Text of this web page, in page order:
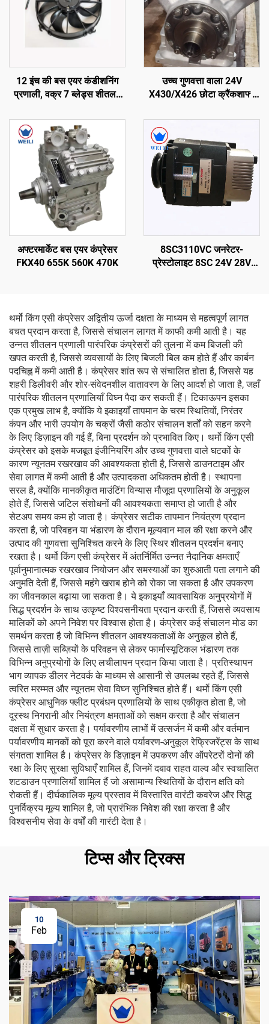
12 इंच की बस एयर कंडीशनिंग
प्रणाली, वक्र 7 ब्लेड्स शीतलन
उच्च गुणवत्ता वाला 24V
X430/X426 छोटा क्रैंकशाफ्ट
थर्मो किंग बस कैरियर ट्रांसीकोल्ड
अफ्टरमार्केट बस एयर कंप्रेसर
FKX40 655K 560K 470K
8SC3110VC जनरेटर-
प्रेस्टोलाइट 8SC 24V 28V
थर्मो किंग एसी कंप्रेसर अद्वितीय ऊर्जा दक्षता के माध्यम से महत्वपूर्ण लागत
बचत प्रदान करता है, जिससे संचालन लागत में काफी कमी आती है। यह
उन्नत शीतलन प्रणाली पारंपरिक कंप्रेसरों की तुलना में कम बिजली की
खपत करती है, जिससे व्यवसायों के लिए बिजली बिल कम होते हैं और कार्बन
पदचिह्न में कमी आती है। कंप्रेसर शांत रूप से संचालित होता है, जिससे यह
शहरी डिलीवरी और शोर-संवेदनशील वातावरण के लिए आदर्श हो जाता है, जहाँ
पारंपरिक शीतलन प्रणालियाँ विघ्न पैदा कर सकती हैं। टिकाऊपन इसका
एक प्रमुख लाभ है, क्योंकि ये इकाइयाँ तापमान के चरम स्थितियों, निरंतर
कंपन और भारी उपयोग के चक्रों जैसी कठोर संचालन शर्तों को सहन करने
के लिए डिज़ाइन की गई हैं, बिना प्रदर्शन को प्रभावित किए। थर्मो किंग एसी
कंप्रेसर को इसके मजबूत इंजीनियरिंग और उच्च गुणवत्ता वाले घटकों के
कारण न्यूनतम रखरखाव की आवश्यकता होती है, जिससे डाउनटाइम और
सेवा लागत में कमी आती है और उत्पादकता अधिकतम होती है। स्थापना
सरल है, क्योंकि मानकीकृत माउंटिंग विन्यास मौजूदा प्रणालियों के अनुकूल
होते हैं, जिससे जटिल संशोधनों की आवश्यकता समाप्त हो जाती है और
सेटअप समय कम हो जाता है। कंप्रेसर सटीक तापमान नियंत्रण प्रदान
करता है, जो परिवहन या भंडारण के दौरान मूल्यवान माल की रक्षा करने और
उत्पाद की गुणवत्ता सुनिश्चित करने के लिए स्थिर शीतलन प्रदर्शन बनाए
रखता है। थर्मो किंग एसी कंप्रेसर में अंतर्निर्मित उन्नत नैदानिक क्षमताएँ
पूर्वानुमानात्मक रखरखाव नियोजन और समस्याओं का शुरुआती पता लगाने की
अनुमति देती हैं, जिससे महंगे खराब होने को रोका जा सकता है और उपकरण
का जीवनकाल बढ़ाया जा सकता है। ये इकाइयाँ व्यावसायिक अनुप्रयोगों में
सिद्ध प्रदर्शन के साथ उत्कृष्ट विश्वसनीयता प्रदान करती हैं, जिससे व्यवसाय
मालिकों को अपने निवेश पर विश्वास होता है। कंप्रेसर कई संचालन मोड का
समर्थन करता है जो विभिन्न शीतलन आवश्यकताओं के अनुकूल होते हैं,
जिससे ताज़ी सब्ज़ियों के परिवहन से लेकर फार्मास्यूटिकल भंडारण तक
विभिन्न अनुप्रयोगों के लिए लचीलापन प्रदान किया जाता है। प्रतिस्थापन
भाग व्यापक डीलर नेटवर्क के माध्यम से आसानी से उपलब्ध रहते हैं, जिससे
त्वरित मरम्मत और न्यूनतम सेवा विघ्न सुनिश्चित होते हैं। थर्मो किंग एसी
कंप्रेसर आधुनिक फ्लीट प्रबंधन प्रणालियों के साथ एकीकृत होता है, जो
दूरस्थ निगरानी और नियंत्रण क्षमताओं को सक्षम करता है और संचालन
दक्षता में सुधार करता है। पर्यावरणीय लाभों में उत्सर्जन में कमी और वर्तमान
पर्यावरणीय मानकों को पूरा करने वाले पर्यावरण-अनुकूल रेफ्रिजरेंट्स के साथ
संगतता शामिल है। कंप्रेसर के डिज़ाइन में उपकरण और ऑपरेटरों दोनों की
रक्षा के लिए सुरक्षा सुविधाएँ शामिल हैं, जिनमें दबाव राहत वाल्व और स्वचालित
शटडाउन प्रणालियाँ शामिल हैं जो असामान्य स्थितियों के दौरान क्षति को
रोकती हैं। दीर्घकालिक मूल्य प्रस्ताव में विस्तारित वारंटी कवरेज और सिद्ध
पुनर्विक्रय मूल्य शामिल है, जो प्रारंभिक निवेश की रक्षा करता है और
विश्वसनीय सेवा के वर्षों की गारंटी देता है।
टिप्स और ट्रिक्स
10
Feb